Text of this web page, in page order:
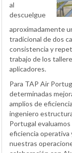
al
descuelgue
aproximadamente
tradicional de dos
consistencia y
trabajo de los
aplicadores.
Para TAP Air
determinadas
amplios de
ingeniero
Portugal
eficiencia operativa
nuestras